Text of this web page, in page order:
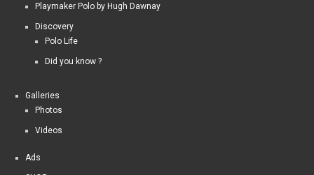
Playmaker Polo by Hugh Dawnay
Discovery
Polo Life
Did you know ?
Galleries
Photos
Videos
Ads